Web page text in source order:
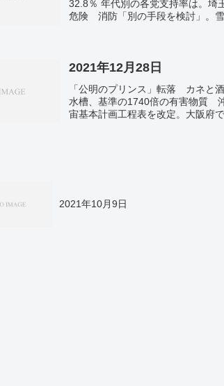
32.8％ 年代別の各党支持率は。
危険 消防「別の手段を検討」。
2021年12月28日
「公明のプリンス」転落 カネと
水槽、基準の1740倍の有害物質
宙基本計画工程表を改定。大阪
2021年10月9日